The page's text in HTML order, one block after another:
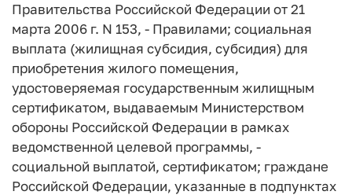
Правительства Российской Федерации от 21
марта 2006 г. N 153, - Правилами; социальная
выплата (жилищная субсидия, субсидия) для
приобретения жилого помещения,
удостоверяемая государственным жилищным
сертификатом, выдаваемым Министерством
обороны Российской Федерации в рамках
ведомственной целевой программы, -
социальной выплатой, сертификатом; граждане
Российской Федерации, указанные в подпунктах